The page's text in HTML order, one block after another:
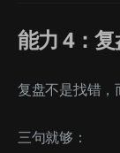
能力 4：复
复盘不是找错，
三句就够：